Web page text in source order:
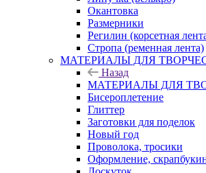
Окантовка
Размерники
Регилин (корсетная
Стропа (ременная лента)
МАТЕРИАЛЫ ДЛЯ
Назад
МАТЕРИАЛЫ ДЛЯ
Бисероплетение
Глиттер
Заготовки для поделок
Новый год
Проволока, тросики
Оформление,